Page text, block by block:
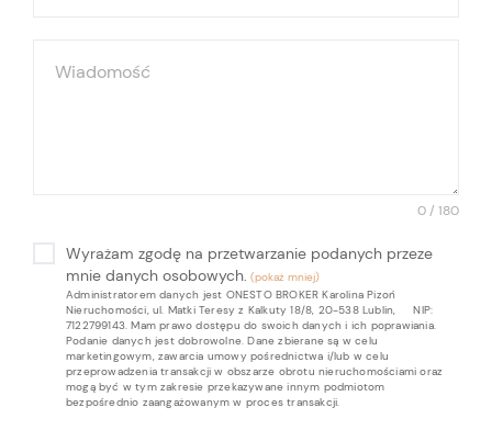
Wiadomość
0 / 180
Wyrażam zgodę na przetwarzanie podanych przeze
mnie danych osobowych.
Administratorem danych jest ONESTO BROKER Karolina Pizoń
Nieruchomości, ul. Matki Teresy z Kalkuty 18/8, 20-538 Lublin, NIP:
7122799143. Mam prawo dostępu do swoich danych i ich poprawiania.
Podanie danych jest dobrowolne. Dane zbierane są w celu
marketingowym, zawarcia umowy pośrednictwa i/lub w celu
przeprowadzenia transakcji w obszarze obrotu nieruchomościami oraz
mogą być w tym zakresie przekazywane innym podmiotom
bezpośrednio zaangażowanym w proces transakcji.